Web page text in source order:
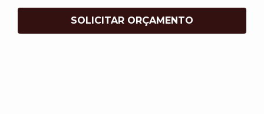
SOLICITAR ORÇAMENTO